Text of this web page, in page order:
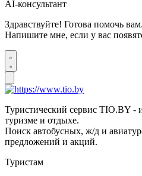
AI-консультант
Здравствуйте! Готова помочь вам.
Напишите мне, если у вас
Туристический сервис TIO.BY
туризме и отдыхе.
Поиск автобусных, ж/д и
предложений и акций.
Туристам